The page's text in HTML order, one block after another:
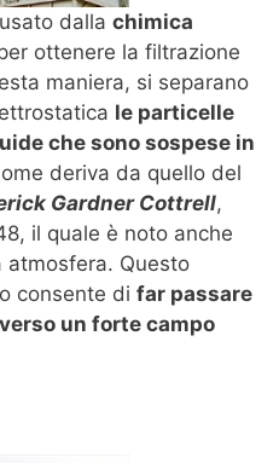
dalla chimica
ottenere la filtrazione
maniera, si separano
le particelle
che sono sospese in
deriva da quello del
Gardner Cottrell,
il quale è noto anche
atmosfera. Questo
consente di far passare
un forte campo